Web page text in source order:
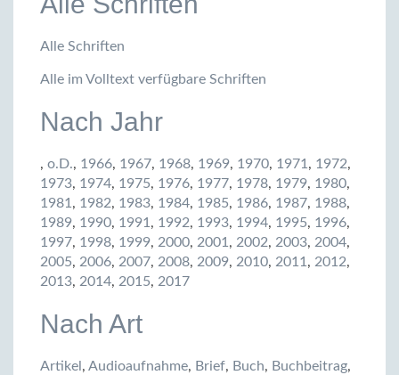
Alle Schriften
Alle im Volltext verfügbare Schriften
Nach Jahr
, o.D., 1966, 1967, 1968, 1969, 1970, 1971, 1972,
1973, 1974, 1975, 1976, 1977, 1978, 1979, 1980,
1981, 1982, 1983, 1984, 1985, 1986, 1987, 1988,
1989, 1990, 1991, 1992, 1993, 1994, 1995, 1996,
1997, 1998, 1999, 2000, 2001, 2002, 2003, 2004,
2005, 2006, 2007, 2008, 2009, 2010, 2011, 2012,
2013, 2014, 2015, 2017
Nach Art
Artikel , Audioaufnahme, Brief, Buch, Buchbeitrag,